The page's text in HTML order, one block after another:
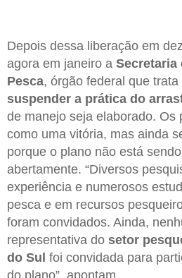
Depois dessa liberação em
agora em janeiro a Secretaria
Pesca, órgão federal que
suspender a prática do
de manejo seja elaborado. Os
como uma vitória, mas ainda
porque o plano não está
abertamente. “Diversos
experiência e numerosos
pesca e em recursos
foram convidados. Ainda,
representativa do setor
do Sul foi convidada para
do plano”, apontam.